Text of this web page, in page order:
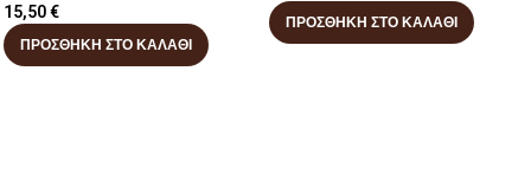
15,50€
ΠΡΟΣΘΉΚΗ ΣΤΟ ΚΑΛΆΘΙ
ΠΡΟΣΘΉΚΗ ΣΤΟ ΚΑΛΆΘΙ